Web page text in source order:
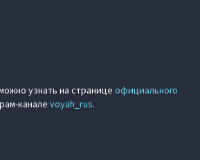
узнать на странице официального
канале voyah_rus.